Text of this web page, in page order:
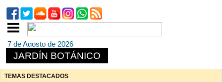
7 de Agosto de 2026
JARDÍN BOTÁNICO
TEMAS DESTACADOS